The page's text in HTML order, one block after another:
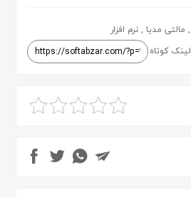
, مالتی مدیا ,نرم افزار
لینک کوتاه